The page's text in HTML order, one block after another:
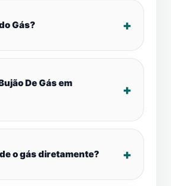
Gás?
De Gás em
o gás diretamente?